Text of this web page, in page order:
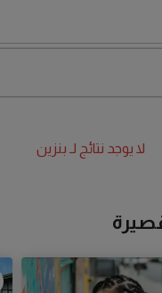
لا يوجد نتائج لـ بنزين